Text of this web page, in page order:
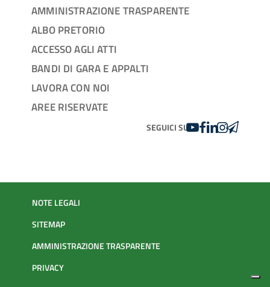
AMMINISTRAZIONE TRASPARENTE
ALBO PRETORIO
ACCESSO AGLI ATTI
BANDI DI GARA E APPALTI
LAVORA CON NOI
AREE RISERVATE
SEGUICI SUYOUTUBE
FACEBOOK
LINKEDIN
INSTAGRAM
NOTE LEGALI
SITEMAP
AMMINISTRAZIONE TRASPARENTE
PRIVACY